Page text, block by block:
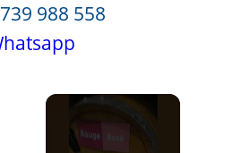
988 558